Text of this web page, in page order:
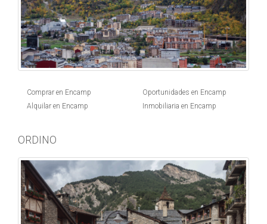
Comprar en Encamp
Alquilar en Encamp
Oportunidades en Encamp
Inmobiliaria en Encamp
ORDINO